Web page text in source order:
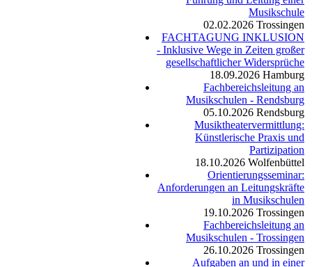
Musikschule
02.02.2026 Trossingen
FACHTAGUNG INKLUSION
- Inklusive Wege in Zeiten großer
gesellschaftlicher Widersprüche
18.09.2026 Hamburg
Fachbereichsleitung an
Musikschulen - Rendsburg
05.10.2026 Rendsburg
Musiktheatervermittlung:
Künstlerische Praxis und
Partizipation
18.10.2026 Wolfenbüttel
Orientierungsseminar:
Anforderungen an Leitungskräfte
in Musikschulen
19.10.2026 Trossingen
Fachbereichsleitung an
Musikschulen - Trossingen
26.10.2026 Trossingen
Aufgaben an und in einer